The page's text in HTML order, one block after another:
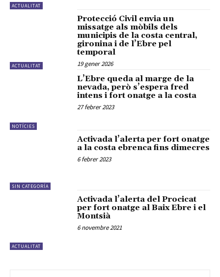
ACTUALITAT
ACTUALITAT
Protecció Civil envia un
missatge als mòbils dels
municipis de la costa central,
gironina i de l’Ebre pel
temporal
19 gener 2026
NOTÍCIES
L’Ebre queda al marge de la
nevada, però s’espera fred
intens i fort onatge a la costa
27 febrer 2023
SIN CATEGORÍA
Activada l’alerta per fort onatge
a la costa ebrenca fins dimecres
6 febrer 2023
ACTUALITAT
Activada l’alerta del Procicat
per fort onatge al Baix Ebre i el
Montsià
6 novembre 2021